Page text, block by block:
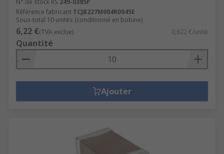
N° de stock RS 249-0385P
Référence fabricant TCJB227M004R0045E
Sous-total 10 unités (conditionné en bobine)
6,22 €(TVA exclue) 0,622 €/unité
Quantité
Ajouter